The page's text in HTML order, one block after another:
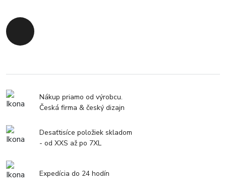
Späť na začiatok
Nákup priamo od výrobcu.
Česká firma & český dizajn
Desaťtisíce položiek skladom
- od XXS až po 7XL
Expedícia do 24 hodín